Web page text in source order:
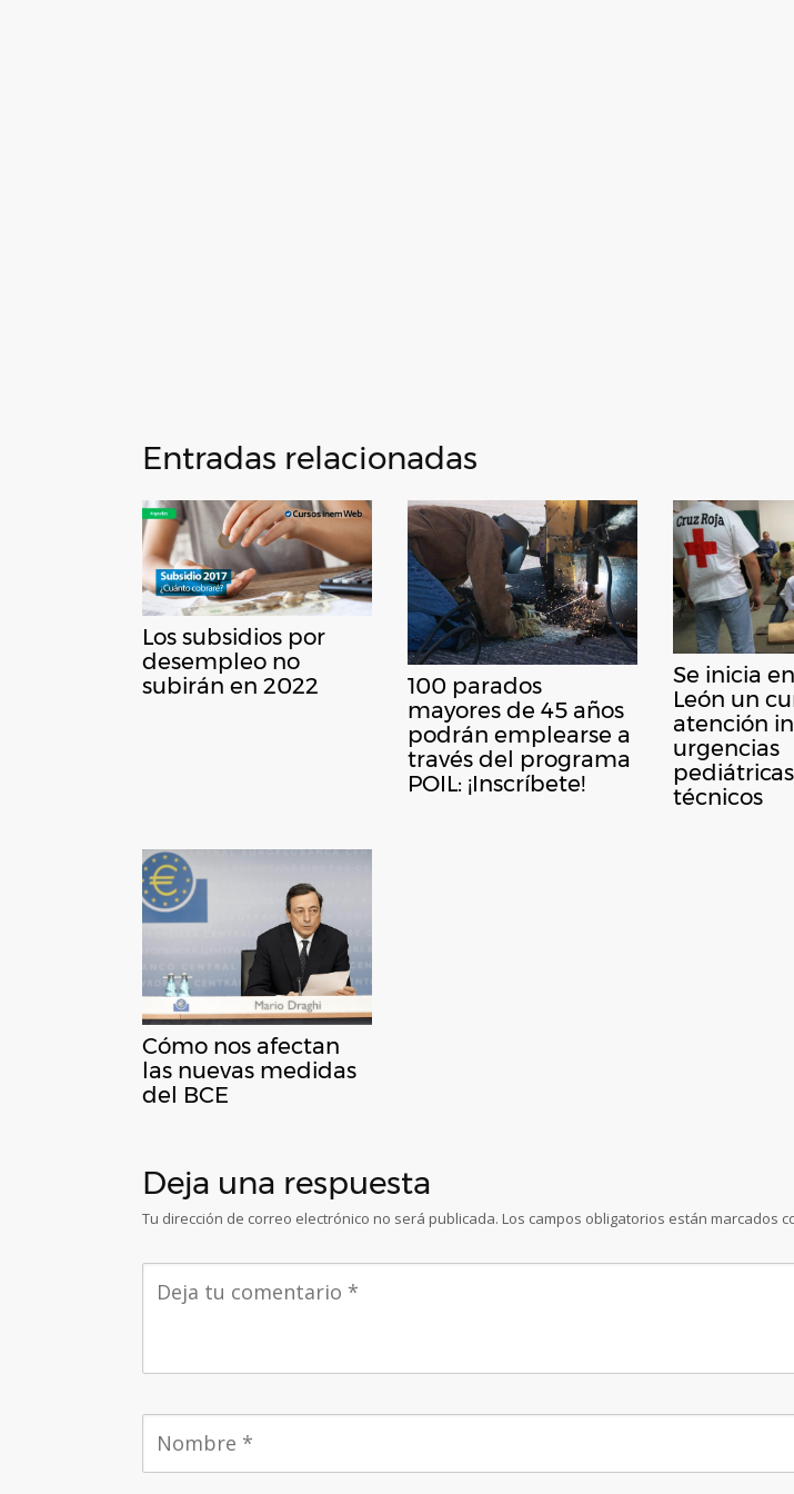
Entradas relacionadas
Los subsidios por
desempleo no
subirán en 2022
100 parados
mayores de 45 años
podrán emplearse a
través del programa
POIL: ¡Inscríbete!
Se inicia
León un
atención
urgencias
técnicos
Cómo nos afectan
las nuevas medidas
del BCE
Deja una respuesta
Tu dirección de correo electrónico no será publicada. Los campos obligatorios están marcados